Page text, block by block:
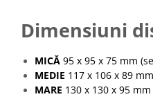
Dimensiuni
MICĂ 95 x 95 x 75 mm
MEDIE 117 x 106 x 89
MARE 130 x 130 x 95